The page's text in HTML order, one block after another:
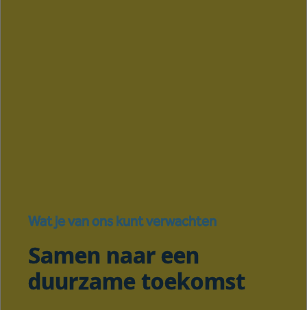
Wat je van ons kunt verwachten
Samen naar een
duurzame toekomst